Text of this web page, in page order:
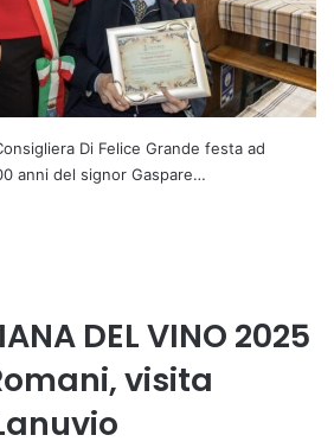
Di Felice Grande festa ad
anni del signor Gaspare…
DEL VINO 2025
visita